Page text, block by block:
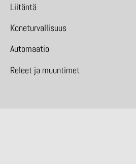
Liitäntä
Koneturvallisuus
Automaatio
Releet ja muuntimet